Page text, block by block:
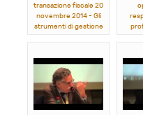
transazione fiscale 20
novembre 2014 - Gli
strumenti di gestione
transazione fiscale
Michele Monteleone,
Massimo Fabiani,
Massimo Ferro, Paola
Rossi